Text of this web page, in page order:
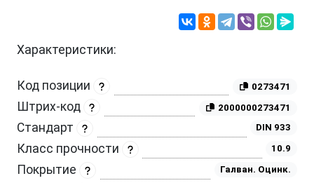
Характеристики:
Код позиции 0273471
Штрих-код 2000000273471
Стандарт DIN 933
Класс прочности 10.9
Покрытие Галван. Оцинк.